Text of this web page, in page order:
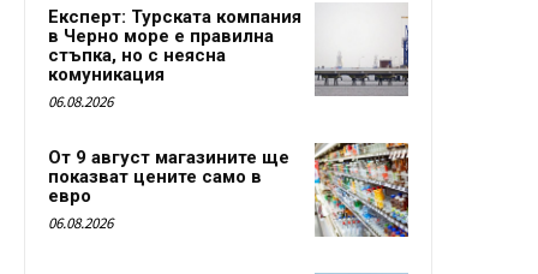
Експерт: Турската компания
в Черно море е правилна
стъпка, но с неясна
комуникация
06.08.2026
От 9 август магазините ще
показват цените само в
евро
06.08.2026